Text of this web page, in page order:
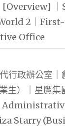
[Overview]
2｜
Office
行政辦公室｜
生）｜星鷹
Starry